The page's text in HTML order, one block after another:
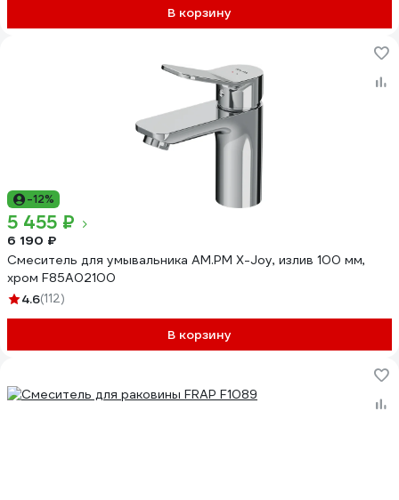
В корзину
-12%
5 455 ₽
6 190 ₽
Смеситель для умывальника AM.PM X-Joy, излив 100 мм,
хром F85A02100
4.6(112)
В корзину